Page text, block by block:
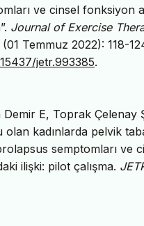
ve cinsel fonksiyon
Journal of Exercise
Temmuz 2022): 118-
jetr.993385.
E, Toprak Çelenay
kadınlarda pelvik
semptomları ve
ilişki: pilot çalışma.